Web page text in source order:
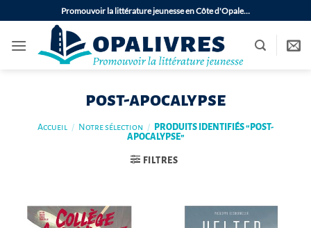
au
contenu
Promouvoir la littérature jeunesse en Côte d'Opale…
post-apocalypse
Accueil / Notre sélection /
PRODUITS IDENTIFIÉS “POST-
APOCALYPSE”
FILTRES